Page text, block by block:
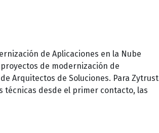
de Aplicaciones en la Nube
de modernización de
Arquitectos de Soluciones. Para Zytrust
técnicas desde el primer contacto, las